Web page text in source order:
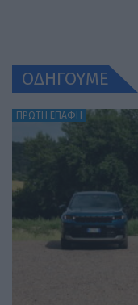
ΟΔΗΓΟΥΜΕ
ΠΡΩΤΗ ΕΠΑΦΗ